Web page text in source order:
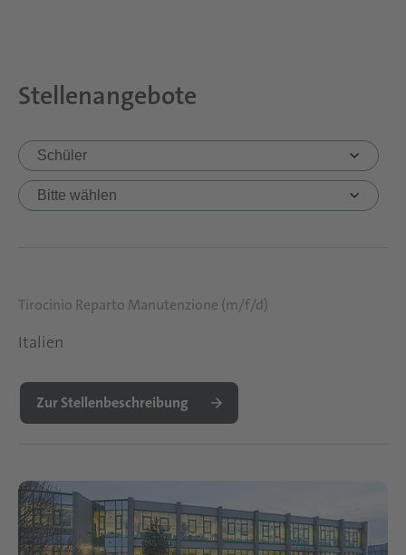
Stellenangebote
Tirocinio Reparto Manutenzione (m/f/d)
Italien
Zur Stellenbeschreibung